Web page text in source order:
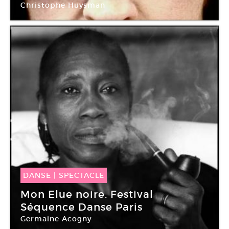
Christophe Huysman
Centquatre-Paris
DANSE | SPECTACLE
07 Avr -09 Avr 2015
Mon Elue noire. Festival
Séquence Danse Paris
Germaine Acogny